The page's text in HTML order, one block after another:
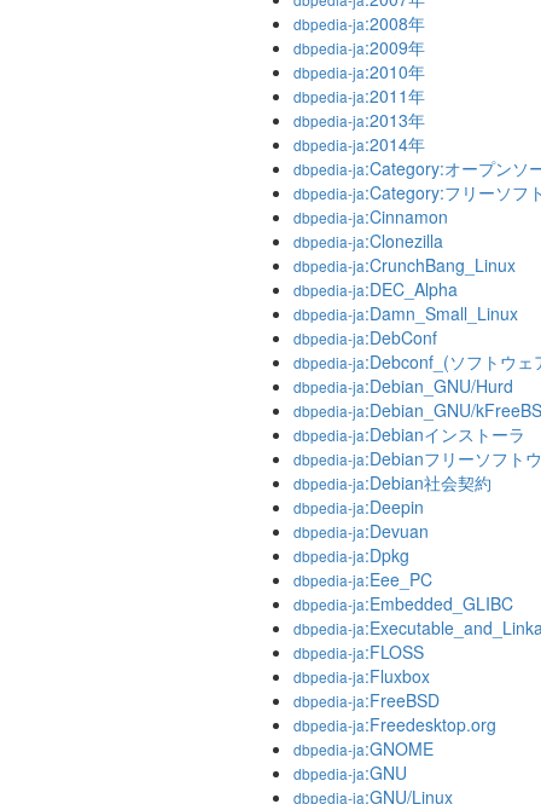
dbpedia-ja:2008年
dbpedia-ja:2009年
dbpedia-ja:2010年
dbpedia-ja:2011年
dbpedia-ja:2013年
dbpedia-ja:2014年
dbpedia-ja:Category:オープンソ
dbpedia-ja:Category:フリーソフ
dbpedia-ja:Cinnamon
dbpedia-ja:Clonezilla
dbpedia-ja:CrunchBang_Linux
dbpedia-ja:DEC_Alpha
dbpedia-ja:Damn_Small_Linux
dbpedia-ja:DebConf
dbpedia-ja:Debconf_(ソフトウェ
dbpedia-ja:Debian_GNU/Hurd
dbpedia-ja:Debian_GNU/
dbpedia-ja:Debianインストーラ
dbpedia-ja:Debianフリーソフト
dbpedia-ja:Debian社会契約
dbpedia-ja:Deepin
dbpedia-ja:Devuan
dbpedia-ja:Dpkg
dbpedia-ja:Eee_PC
dbpedia-ja:Embedded_GLIBC
dbpedia-ja
dbpedia-ja:FLOSS
dbpedia-ja:Fluxbox
dbpedia-ja:FreeBSD
dbpedia-ja:Freedesktop.org
dbpedia-ja:GNOME
dbpedia-ja:GNU
dbpedia-ja:GNU/Linux